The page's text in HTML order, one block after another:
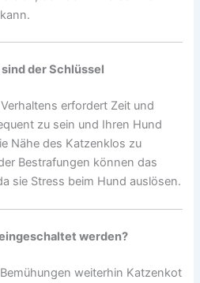
der Schlüssel
erfordert Zeit und
zu sein und Ihren Hund
Nähe des Katzenklos zu
Bestrafungen können das
sie Stress beim Hund auslösen.
werden?
weiterhin Katzenkot